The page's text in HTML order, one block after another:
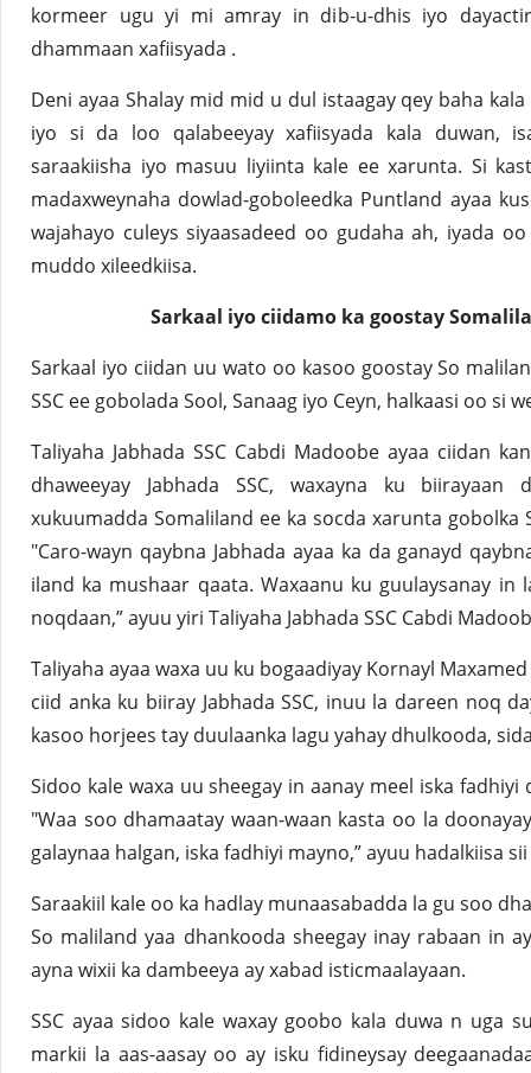
kormeer ugu yi mi amray in dib-u-dhis iyo
dhammaan xafiisyada .
Deni ayaa Shalay mid mid u dul istaagay qey baha
iyo si da loo qalabeeyay xafiisyada kala duwan,
saraakiisha iyo masuu liyiinta kale ee xarunta. Si
madaxweynaha dowlad-goboleedka Puntland ayaa
wajahayo culeys siyaasadeed oo gudaha ah, iyada
muddo xileedkiisa.
Sarkaal iyo ciidamo ka goostay
Sarkaal iyo ciidan uu wato oo kasoo goostay So
SSC ee gobolada Sool, Sanaag iyo Ceyn, halkaasi oo si
Taliyaha Jabhada SSC Cabdi Madoobe ayaa ciidan
dhaweeyay Jabhada SSC, waxayna ku
xukuumadda Somaliland ee ka socda xarunta gobolka
"Caro-wayn qaybna Jabhada ayaa ka da ganayd
iland ka mushaar qaata. Waxaanu ku guulaysanay in
noqdaan,” ayuu yiri Taliyaha Jabhada SSC Cabdi
Taliyaha ayaa waxa uu ku bogaadiyay Kornayl
ciid anka ku biiray Jabhada SSC, inuu la dareen noq
kasoo horjees tay duulaanka lagu yahay dhulkooda,
Sidoo kale waxa uu sheegay in aanay meel iska
"Waa soo dhamaatay waan-waan kasta oo la
galaynaa halgan, iska fadhiyi mayno,” ayuu hadalkiisa
Saraakiil kale oo ka hadlay munaasabadda la gu soo
So maliland yaa dhankooda sheegay inay rabaan in
ayna wixii ka dambeeya ay xabad isticmaalayaan.
SSC ayaa sidoo kale waxay goobo kala duwa n uga
markii la aas-aasay oo ay isku fidineysay